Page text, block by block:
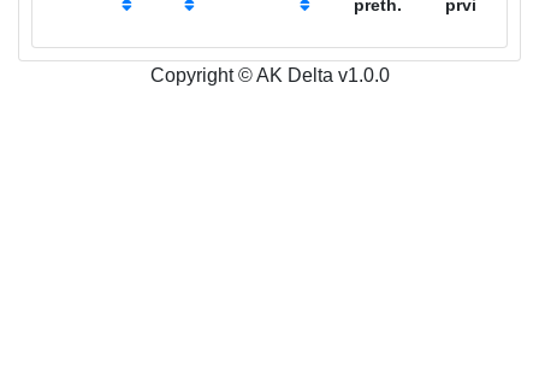
preth.
prvi
Copyright © AK Delta v1.0.0